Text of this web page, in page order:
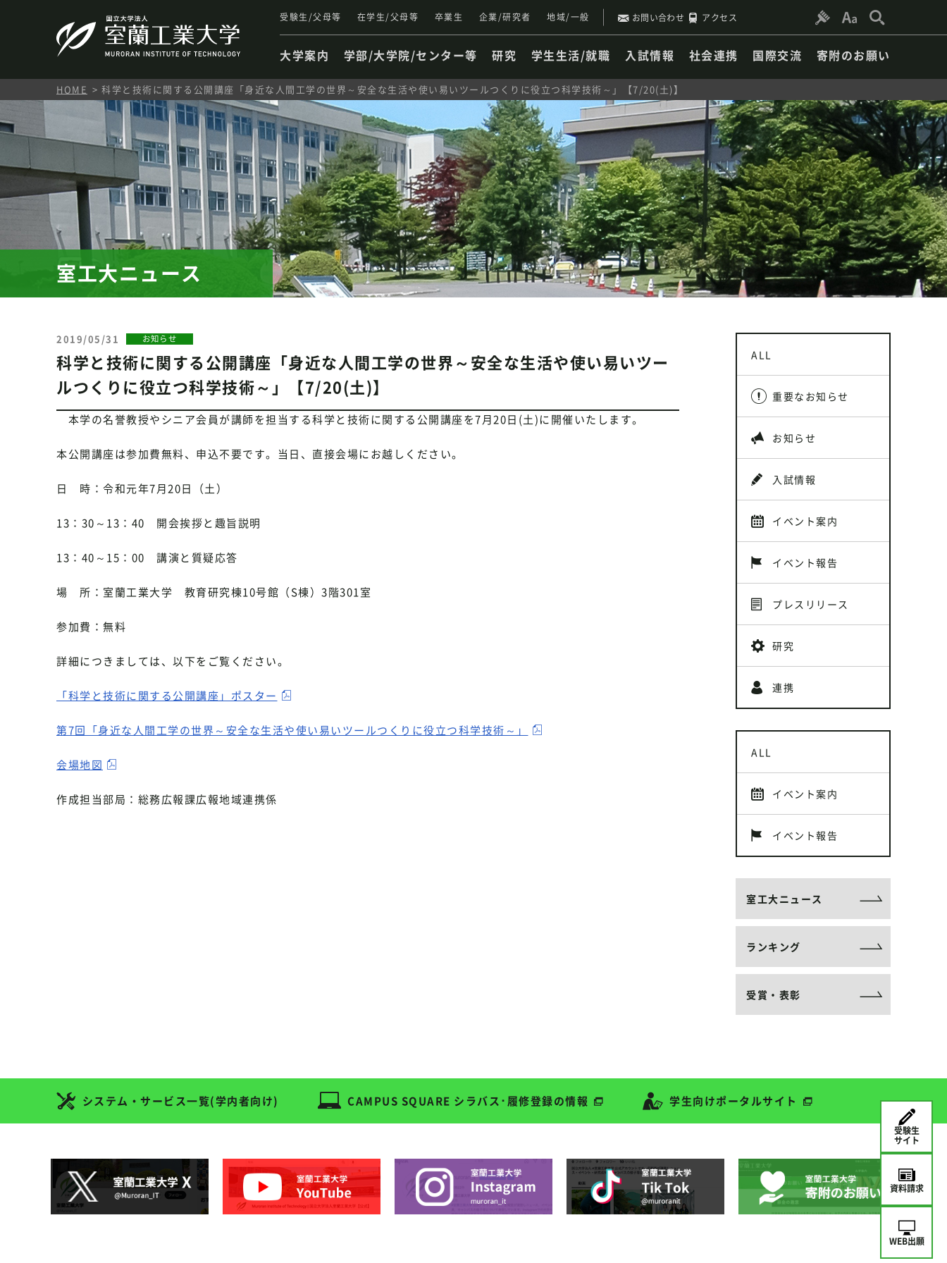
受験生/父母等 在学生/父母等 卒業生 企業/研究者 地域/一般 お問い合わせ アクセス
大学案内 学部/大学院/センター等 研究 学生生活/就職 入試情報 社会連携 国際交流 寄附のお願い
受験生
サイト
資料請求
WEB出願
HOME 科学と技術に関する公開講座「身近な人間工学の世界～安全な生活や使い易いツールつくりに役立つ科学技術～」【7/20(土)】
室工大ニュース
2019/05/31 お知らせ
科学と技術に関する公開講座「身近な人間工学の世界～安全な生活や使い易いツー
ルつくりに役立つ科学技術～」【7/20(土)】
本学の名誉教授やシニア会員が講師を担当する科学と技術に関する公開講座を7月20日(土)に開催いたします。
本公開講座は参加費無料、申込不要です。当日、直接会場にお越しください。
日 時：令和元年7月20日（土）
13：30～13：40 開会挨拶と趣旨説明
13：40～15：00 講演と質疑応答
場 所：室蘭工業大学 教育研究棟10号館（S棟）3階301室
参加費：無料
詳細につきましては、以下をご覧ください。
「科学と技術に関する公開講座」ポスター
第7回「身近な人間工学の世界～安全な生活や使い易いツールつくりに役立つ科学技術～」
会場地図
作成担当部局：総務広報課広報地域連携係
ALL
重要なお知らせ
お知らせ
入試情報
イベント案内
イベント報告
プレスリリース
研究
連携
ALL
イベント案内
イベント報告
室工大ニュース
ランキング
受賞・表彰
システム・サービス一覧(学内者向け) CAMPUS SQUARE シラバス･履修登録の情報 学生向けポータルサイト